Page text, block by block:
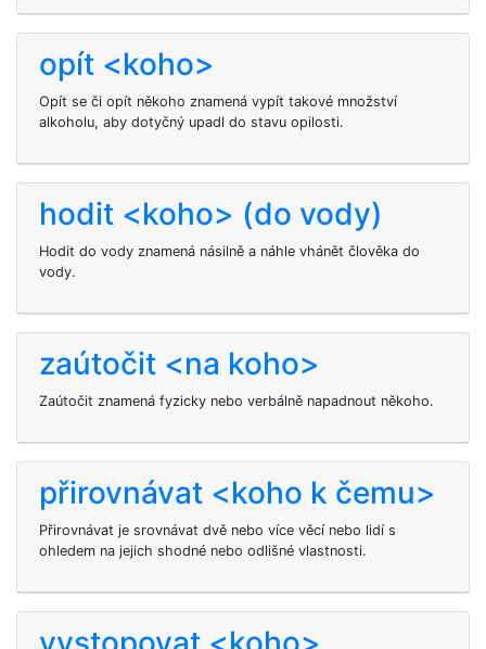
opít <koho>
Opít se či opít někoho znamená vypít takové množství
alkoholu, aby dotyčný upadl do stavu opilosti.
hodit <koho> (do vody)
Hodit do vody znamená násilně a náhle vhánět člověka do
vody.
zaútočit <na koho>
Zaútočit znamená fyzicky nebo verbálně napadnout někoho.
přirovnávat <koho k čemu>
Přirovnávat je srovnávat dvě nebo více věcí nebo lidí s
ohledem na jejich shodné nebo odlišné vlastnosti.